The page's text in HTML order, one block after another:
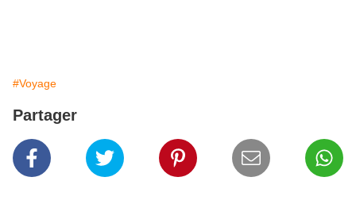
#Voyage
Partager